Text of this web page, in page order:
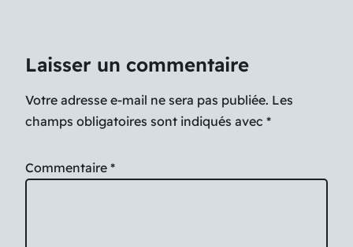
Laisser un commentaire
Votre adresse e-mail ne sera pas publiée. Les
champs obligatoires sont indiqués avec *
Commentaire *